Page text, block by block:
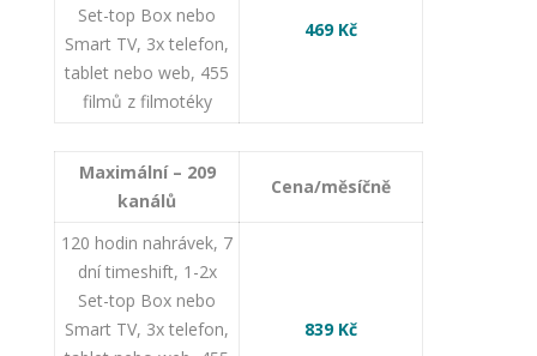
Set-top Box nebo
Smart TV, 3x telefon,
tablet nebo web, 455
filmů z filmotéky
469Kč
Maximální – 209
kanálů
Cena/měsíčně
120 hodin nahrávek, 7
dní timeshift, 1-2x
Set-top Box nebo
Smart TV, 3x telefon,
839Kč